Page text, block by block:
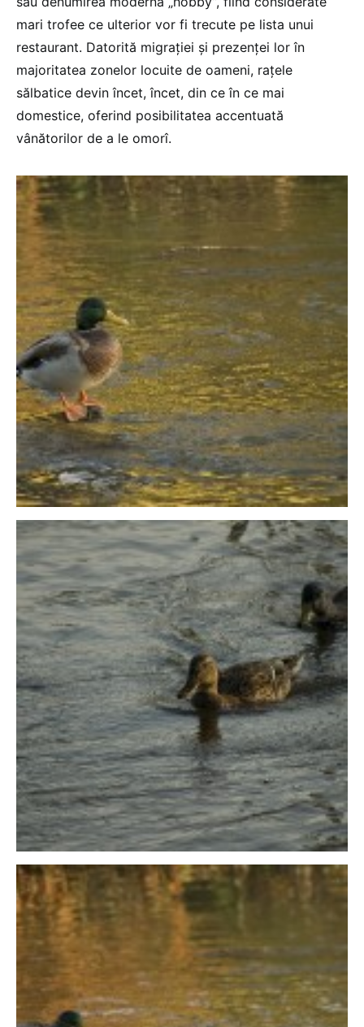
mari trofee ce ulterior vor fi trecute pe lista unui
restaurant. Datorită migraţiei şi prezenţei lor în
majoritatea zonelor locuite de oameni, raţele
sălbatice devin încet, încet, din ce în ce mai
domestice, oferind posibilitatea accentuată
vânătorilor de a le omorî.